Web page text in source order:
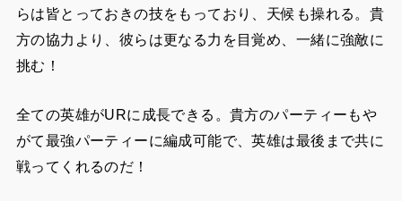
らは皆とっておきの技をもっており、天候も操れる。貴
方の協力より、彼らは更なる力を目覚め、一緒に強敵に
挑む！
全ての英雄がURに成長できる。貴方のパーティーもや
がて最強パーティーに編成可能で、英雄は最後まで共に
戦ってくれるのだ！